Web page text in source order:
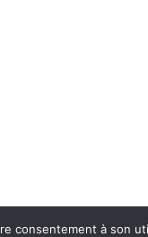
consentement à son